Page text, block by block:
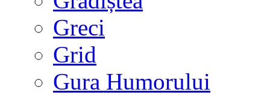
Greci
Grid
Gura Humorului